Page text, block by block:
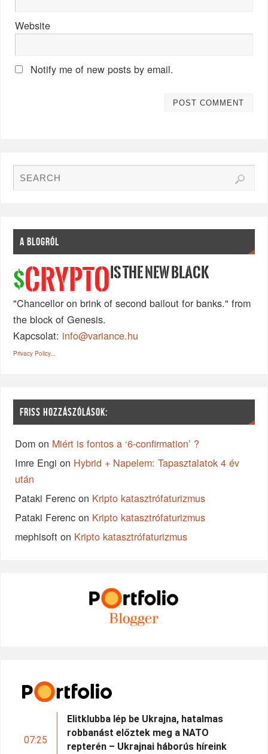
Website
Notify me of new posts by email.
A BLOGRÓL
$CRYPTO IS THE NEW BLACK
"Chancellor on brink of second bailout for banks." from
the block of Genesis.
Kapcsolat: info@variance.hu
Privacy Policy...
FRISS HOZZÁSZÓLÁSOK:
Dom on Miért is fontos a ‘6-confirmation’ ?
Imre Engi on Hybrid + Napelem: Tapasztalatok 4 év
után
Pataki Ferenc on Kripto katasztrófaturizmus
Pataki Ferenc on Kripto katasztrófaturizmus
mephisoft on Kripto katasztrófaturizmus
07:25
Elitklubba lép be Ukrajna, hatalmas
robbanást előztek meg a NATO
repterén – Ukrajnai háborús híreink